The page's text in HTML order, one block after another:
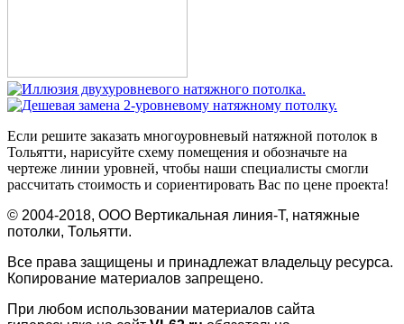
Если решите заказать многоуровневый натяжной потолок в
Тольятти, нарисуйте схему помещения и обозначьте на
чертеже линии уровней, чтобы наши специалисты смогли
рассчитать стоимость и сориентировать Вас по цене проекта!
© 2004-2018, ООО Вертикальная линия-Т, натяжные
потолки, Тольятти.
Все права защищены и принадлежат владельцу ресурса.
Копирование материалов запрещено.
При любом использовании материалов сайта